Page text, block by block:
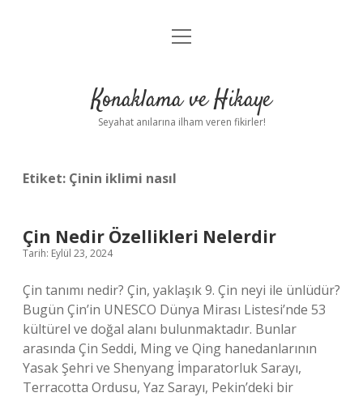
Anasayfa
Yasal Uyarı
menüyü
Konaklama ve Hikaye
Seyahat anılarına ilham veren fikirler!
Etiket: Çinin iklimi nasıl
Çin Nedir Özellikleri Nelerdir
Tarih: Eylül 23, 2024
Çin tanımı nedir? Çin, yaklaşık 9. Çin neyi ile ünlüdür?
Bugün Çin’in UNESCO Dünya Mirası Listesi’nde 53
kültürel ve doğal alanı bulunmaktadır. Bunlar
arasında Çin Seddi, Ming ve Qing hanedanlarının
Yasak Şehri ve Shenyang İmparatorluk Sarayı,
Terracotta Ordusu, Yaz Sarayı, Pekin’deki bir